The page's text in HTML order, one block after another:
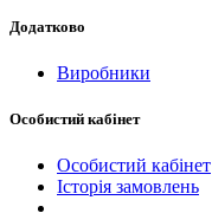
Додатково
Виробники
Особистий кабінет
Особистий кабінет
Історія замовлень